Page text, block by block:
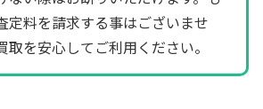
定料を請求する事はございませ
取を安心してご利用ください。